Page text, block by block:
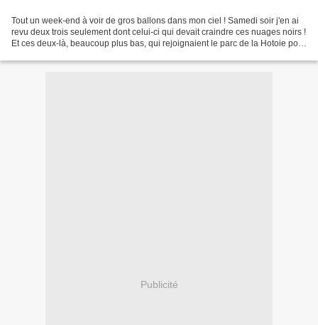
Tout un week-end à voir de gros ballons dans mon ciel ! Samedi soir j'en ai
revu deux trois seulement dont celui-ci qui devait craindre ces nuages noirs !
Et ces deux-là, beaucoup plus bas, qui rejoignaient le parc de la Hotoie pour
Publicité